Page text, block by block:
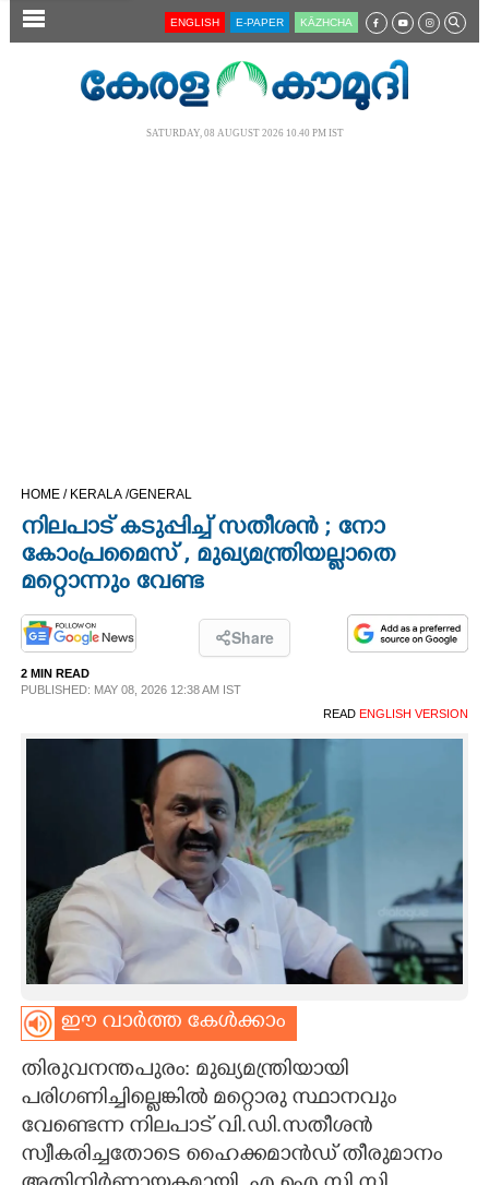
SECTIONS
OPINION
PHOTOS
LIFESTYLE
ART
ASTRO
CARTOONS
LITERATURE
ZOOM
ENGLISH E-PAPER KĀZHCHA
SATURDAY, 08 AUGUST 2026 10.40 PM IST
HOME / KERALA /GENERAL
നിലപാട് കടുപ്പിച്ച് സതീശൻ ; നോ
കോംപ്രമൈസ് , മുഖ്യമന്ത്രിയല്ലാതെ
മറ്റൊന്നും വേണ്ട
Share
2 MIN READ
PUBLISHED: MAY 08, 2026 12:38 AM IST
READ ENGLISH VERSION
ഈ വാർത്ത കേൾക്കാം
തിരുവനന്തപുരം: മുഖ്യമന്ത്രിയായി
പരിഗണിച്ചില്ലെങ്കിൽ മറ്റൊരു സ്ഥാനവും
വേണ്ടെന്ന നിലപാട് വി.ഡി.സതീശൻ
സ്വീകരിച്ചതോടെ ഹൈക്കമാൻഡ് തീരുമാനം